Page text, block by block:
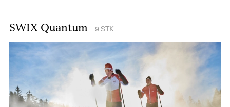
SWIX Quantum 9STK